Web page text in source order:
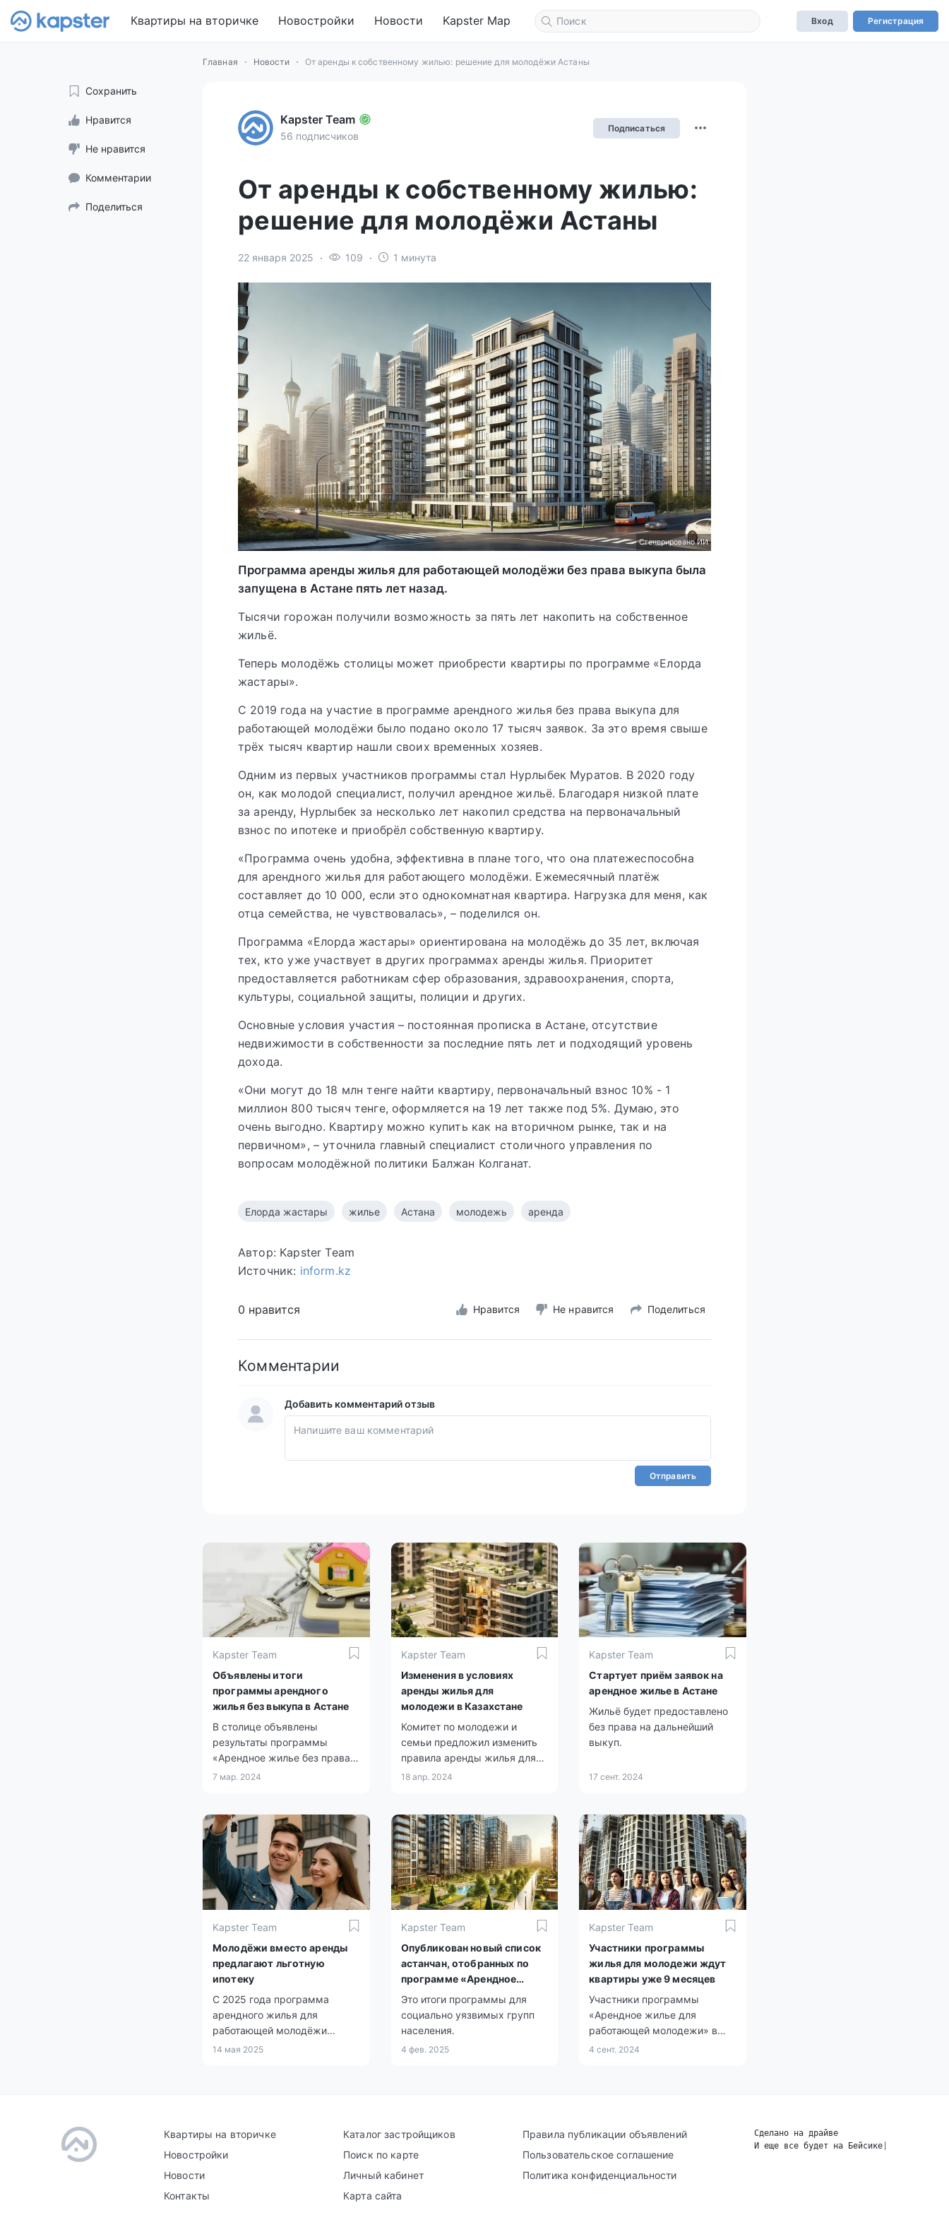
Квартиры на вторичке Новостройки Новости Kapster Map Вход Регистрация
Главная Новости От аренды к собственному жилью: решение для молодёжи Астаны
Сохранить
Нравится
Не нравится
Комментарии
Поделиться
Kapster Team
56 подписчиков
Подписаться
От аренды к собственному жилью:
решение для молодёжи Астаны
22 января 2025 109 1 минута
Сгенерировано ИИ
Программа аренды жилья для работающей молодёжи без права выкупа была
запущена в Астане пять лет назад.
Тысячи горожан получили возможность за пять лет накопить на собственное
жильё.
Теперь молодёжь столицы может приобрести квартиры по программе «Елорда
жастары».
С 2019 года на участие в программе арендного жилья без права выкупа для
работающей молодёжи было подано около 17 тысяч заявок. За это время свыше
трёх тысяч квартир нашли своих временных хозяев.
Одним из первых участников программы стал Нурлыбек Муратов. В 2020 году
он, как молодой специалист, получил арендное жильё. Благодаря низкой плате
за аренду, Нурлыбек за несколько лет накопил средства на первоначальный
взнос по ипотеке и приобрёл собственную квартиру.
«Программа очень удобна, эффективна в плане того, что она платежеспособна
для арендного жилья для работающего молодёжи. Ежемесячный платёж
составляет до 10 000, если это однокомнатная квартира. Нагрузка для меня, как
отца семейства, не чувствовалась», – поделился он.
Программа «Елорда жастары» ориентирована на молодёжь до 35 лет, включая
тех, кто уже участвует в других программах аренды жилья. Приоритет
предоставляется работникам сфер образования, здравоохранения, спорта,
культуры, социальной защиты, полиции и других.
Основные условия участия – постоянная прописка в Астане, отсутствие
недвижимости в собственности за последние пять лет и подходящий уровень
дохода.
«Они могут до 18 млн тенге найти квартиру, первоначальный взнос 10% - 1
миллион 800 тысяч тенге, оформляется на 19 лет также под 5%. Думаю, это
очень выгодно. Квартиру можно купить как на вторичном рынке, так и на
первичном», – уточнила главный специалист столичного управления по
вопросам молодёжной политики Балжан Колганат.
Елорда жастары жилье Астана молодежь аренда
Автор: Kapster Team
Источник: inform.kz
0 нравится Нравится Не нравится Поделиться
Комментарии
Добавить комментарий отзыв
Отправить
Kapster Team
Объявлены итоги
программы арендного
жилья без выкупа в Астане
В столице объявлены
результаты программы
«Арендное жилье без права
выкупа» для многодетных
родителей, а также для
социально уязвимых групп
населения.
7 мар. 2024
Kapster Team
Изменения в условиях
аренды жилья для
молодежи в Казахстане
Комитет по молодежи и
семьи предложил изменить
правила аренды жилья для
молодёжи, утвержденные
в 2019 году.
18 апр. 2024
Kapster Team
Стартует приём заявок на
арендное жилье в Астане
Жильё будет предоставлено
без права на дальнейший
выкуп.
17 сент. 2024
Kapster Team
Молодёжи вместо аренды
предлагают льготную
ипотеку
С 2025 года программа
арендного жилья для
работающей молодёжи
прекращает действие.
14 мая 2025
Kapster Team
Опубликован новый список
астанчан, отобранных по
программе «Арендное
жильё» на 93 квартиры
Это итоги программы для
социально уязвимых групп
населения.
4 фев. 2025
Kapster Team
Участники программы
жилья для молодежи ждут
квартиры уже 9 месяцев
Участники программы
«Арендное жилье для
работающей молодежи» в
Алматы более чем полгода не
4 сент. 2024
Квартиры на вторичке
Новостройки
Новости
Контакты
Каталог застройщиков
Поиск по карте
Личный кабинет
Карта сайта
Правила публикации объявлений
Пользовательское соглашение
Политика конфиденциальности
Сделано на драйве
И еще все будет на Бейсике